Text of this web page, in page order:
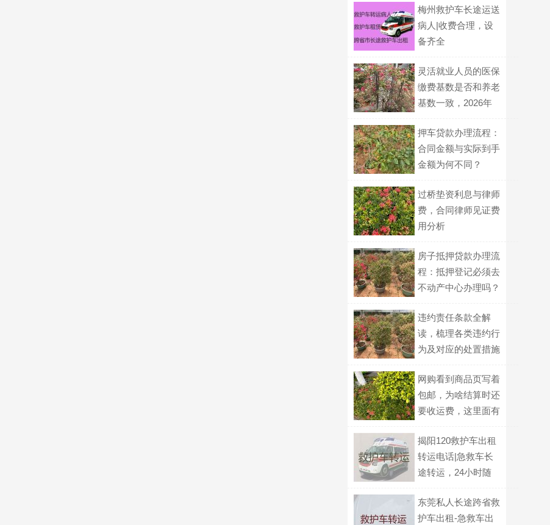
梅州救护车长途运送
病人|收费合理，设
备齐全
灵活就业人员的医保
缴费基数是否和养老
基数一致，2026年
押车贷款办理流程：
合同金额与实际到手
金额为何不同？
过桥垫资利息与律师
费，合同律师见证费
用分析
房子抵押贷款办理流
程：抵押登记必须去
不动产中心办理吗？
违约责任条款全解
读，梳理各类违约行
为及对应的处置措施
网购看到商品页写着
包邮，为啥结算时还
要收运费，这里面有
揭阳120救护车出租
转运电话|急救车长
途转运，24小时随
东莞私人长途跨省救
护车出租-急救车出